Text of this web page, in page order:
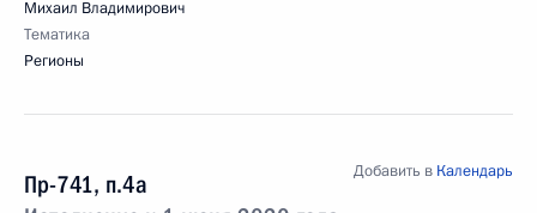
Михаил Владимирович
Тематика
Регионы
Пр-741, п.4а
Добавить в Календарь